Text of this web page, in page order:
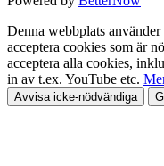
Denna webbplats
acceptera cookies som är
acceptera alla cookies,
in av t.ex. YouTube etc.
Avvisa icke-nödvändiga